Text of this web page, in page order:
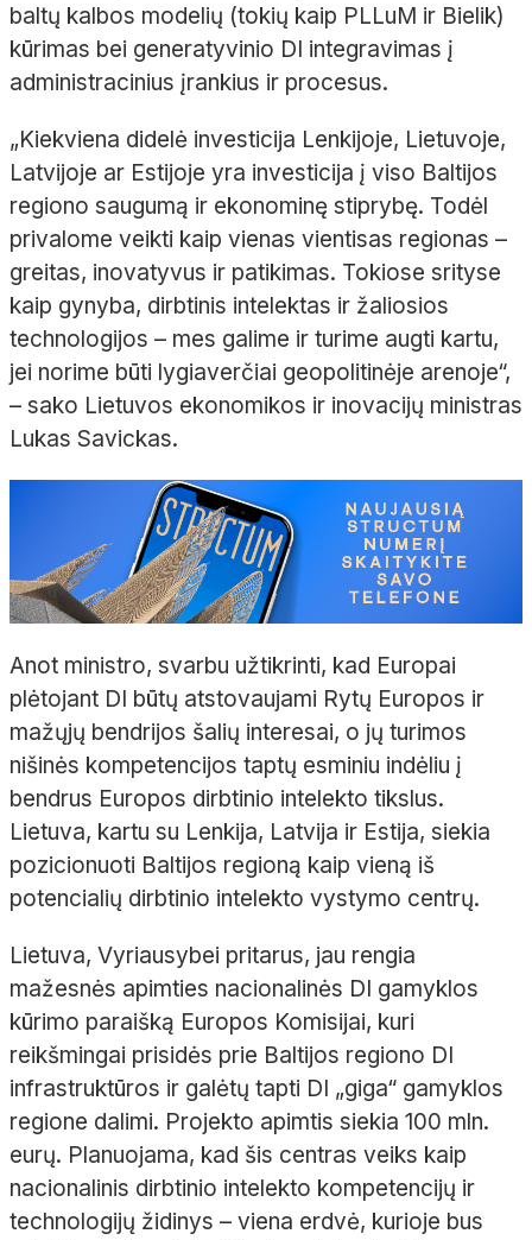
baltų kalbos modelių (tokių kaip PLLuM ir Bielik)
kūrimas bei generatyvinio DI integravimas į
administracinius įrankius ir procesus.
„Kiekviena didelė investicija Lenkijoje, Lietuvoje,
Latvijoje ar Estijoje yra investicija į viso Baltijos
regiono saugumą ir ekonominę stiprybę. Todėl
privalome veikti kaip vienas vientisas regionas –
greitas, inovatyvus ir patikimas. Tokiose srityse
kaip gynyba, dirbtinis intelektas ir žaliosios
technologijos – mes galime ir turime augti kartu,
jei norime būti lygiaverčiai geopolitinėje arenoje“,
– sako Lietuvos ekonomikos ir inovacijų ministras
Lukas Savickas.
Anot ministro, svarbu užtikrinti, kad Europai
plėtojant DI būtų atstovaujami Rytų Europos ir
mažųjų bendrijos šalių interesai, o jų turimos
nišinės kompetencijos taptų esminiu indėliu į
bendrus Europos dirbtinio intelekto tikslus.
Lietuva, kartu su Lenkija, Latvija ir Estija, siekia
pozicionuoti Baltijos regioną kaip vieną iš
potencialių dirbtinio intelekto vystymo centrų.
Lietuva, Vyriausybei pritarus, jau rengia
mažesnės apimties nacionalinės DI gamyklos
kūrimo paraišką Europos Komisijai, kuri
reikšmingai prisidės prie Baltijos regiono DI
infrastruktūros ir galėtų tapti DI „giga“ gamyklos
regione dalimi. Projekto apimtis siekia 100 mln.
eurų. Planuojama, kad šis centras veiks kaip
nacionalinis dirbtinio intelekto kompetencijų ir
technologijų židinys – viena erdvė, kurioje bus